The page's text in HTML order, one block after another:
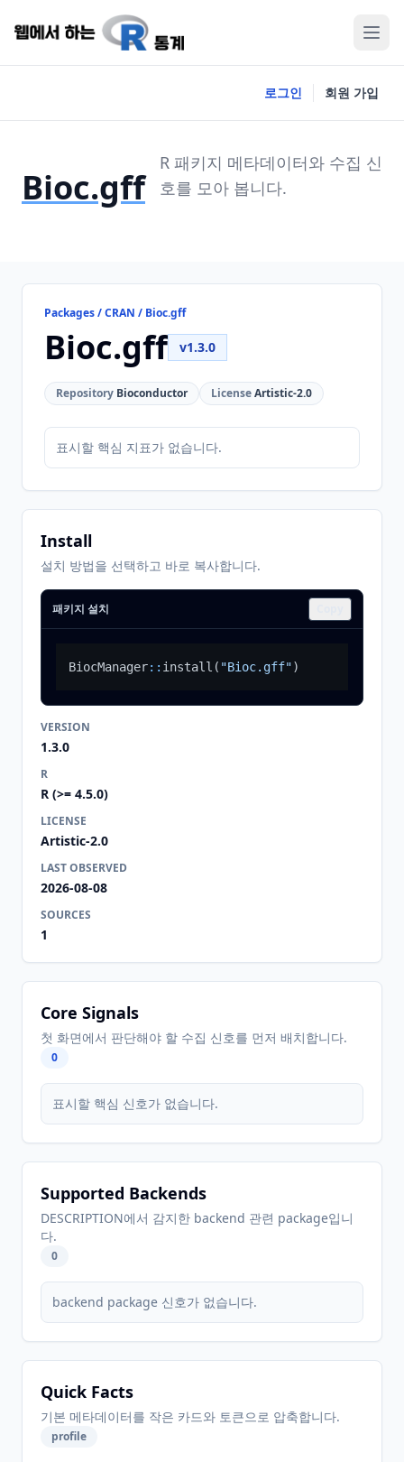
로그인 회원 가입
Bioc.gff
R 패키지 메타데이터와 수집 신
호를 모아 봅니다.
Packages / CRAN / Bioc.gff
Bioc.gff v1.3.0
Repository Bioconductor LicenseArtistic-2.0
표시할 핵심 지표가 없습니다.
Install
설치 방법을 선택하고 바로 복사합니다.
패키지 설치
BiocManager:: install ( "Bioc.gff")
VERSION
1.3.0
R
R (>= 4.5.0)
LICENSE
Artistic-2.0
LAST OBSERVED
2026-08-08
SOURCES
1
Core Signals
첫 화면에서 판단해야 할 수집 신호를 먼저 배치합니다.
0
표시할 핵심 신호가 없습니다.
Supported Backends
DESCRIPTION에서 감지한 backend 관련 package입니
다.
0
backend package 신호가 없습니다.
Quick Facts
기본 메타데이터를 작은 카드와 토큰으로 압축합니다.
profile